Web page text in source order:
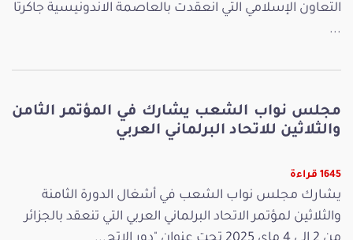
التعاون الإسلامي التي انعقدت بالعاصمة الاندونيسية جاكرتا
...
مجلس نواب الشعب يشارك في المؤتمر الثامن
والثلاثين للاتحاد البرلماني العربي
1645 قراءة
يشارك مجلس نواب الشعب في أشغال الدورة الثامنة
والثلاثين لمؤتمر الاتحاد البرلماني العربي التي تنعقد بالجزائر